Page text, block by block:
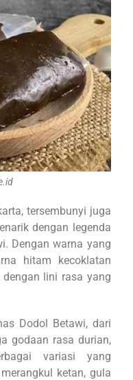
tersembunyi juga
dengan legenda
Dengan warna yang
hitam kecoklatan
lini rasa yang
Dodol Betawi, dari
godaan rasa durian,
variasi yang
ketan, gula